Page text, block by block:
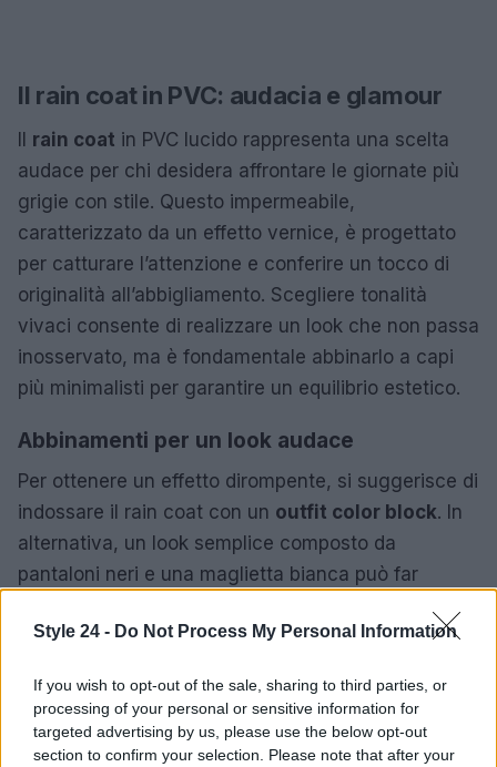
Style 24 - Do Not Process My Personal Information
If you wish to opt-out of the sale, sharing to third parties, or
processing of your personal or sensitive information for
targeted advertising by us, please use the below opt-out
section to confirm your selection. Please note that after your
Il rain coat in PVC: audacia e glamour
Il rain coat in PVC lucido rappresenta una scelta
audace per chi desidera affrontare le giornate più
grigie con stile. Questo impermeabile,
caratterizzato da un effetto vernice, è progettato
per catturare l’attenzione e conferire un tocco di
originalità all’abbigliamento. Scegliere tonalità
vivaci consente di realizzare un look che non passa
inosservato, ma è fondamentale abbinarlo a capi
più minimalisti per garantire un equilibrio estetico.
Abbinamenti per un look audace
Per ottenere un effetto dirompente, si suggerisce di
indossare il rain coat con un outfit color block. In
alternativa, un look semplice composto da
pantaloni neri e una maglietta bianca può far
centrale dell’abbigliamento. L’atteggiamento gioca
risaltare ulteriormente il proprio stile.
In conclusione, le giacche impermeabili per